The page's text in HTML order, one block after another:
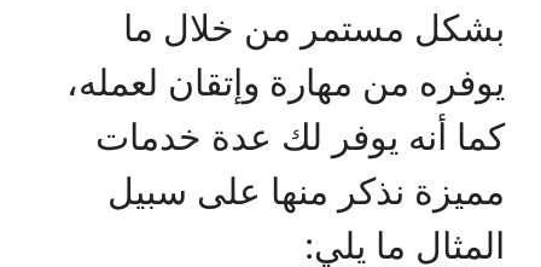
بشكل مستمر من خلال ما
يوفره من مهارة وإتقان لعمله،
كما أنه يوفر لك عدة خدمات
مميزة نذكر منها على سبيل
المثال ما يلي: